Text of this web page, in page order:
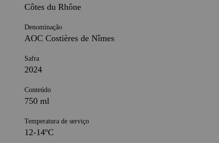
Côtes du Rhône
Denominação
AOC Costières de Nîmes
Safra
2024
Conteúdo
750 ml
Temperatura de serviço
12-14ºC